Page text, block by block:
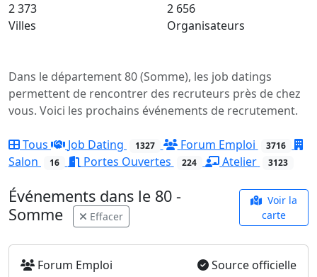
2 373
Villes
2 656
Organisateurs
Dans le département 80 (Somme), les job datings
permettent de rencontrer des recruteurs près de chez
vous. Voici les prochains événements de recrutement.
Tous Job Dating 1327 Forum Emploi 3716
Salon 16 Portes Ouvertes 224 Atelier 3123
Événements dans le 80 -
Somme
Effacer
Voir la
carte
Forum Emploi Source officielle